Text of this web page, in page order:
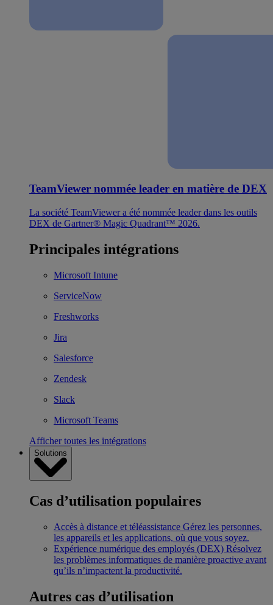
TeamViewer nommée leader en matière de DEX
La société TeamViewer a été nommée leader dans les outils
DEX de Gartner® Magic Quadrant™ 2026.
Principales intégrations
Microsoft Intune
ServiceNow
Freshworks
Jira
Salesforce
Zendesk
Slack
Microsoft Teams
Afficher toutes les intégrations
Solutions
Cas d’utilisation populaires
Accès à distance et téléassistance Gérez les personnes,
les appareils et les applications, où que vous soyez.
Expérience numérique des employés (DEX) Résolvez
les problèmes informatiques de manière proactive avant
qu’ils n’impactent la productivité.
Autres cas d’utilisation